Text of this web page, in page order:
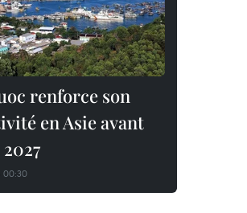
renforce son
en Asie avant